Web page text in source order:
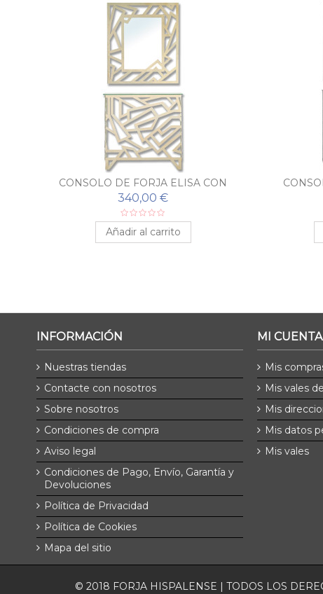
CONSOLO DE FORJA ELISA CON
ESPEJO A JUEGO
340,00 €
Añadir al carrito
INFORMACIÓN
Nuestras tiendas
Contacte con nosotros
Sobre nosotros
Condiciones de compra
Aviso legal
Condiciones de Pago, Envío, Garantía y
Devoluciones
Política de Privacidad
Política de Cookies
Mapa del sitio
MI CUENTA
Mis
Mis vales
Mis
Mis datos
Mis vales
© 2018 FORJA HISPALENSE | TODOS LOS